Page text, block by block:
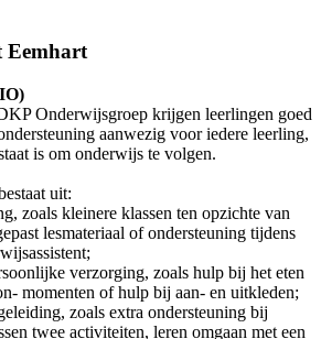
Eemhart
Onderwijsgroep krijgen leerlingen goed
aanwezig voor iedere leerling,
is om onderwijs te volgen.
uit:
zoals kleinere klassen ten opzichte van
lesmateriaal of ondersteuning tijdens
verzorging, zoals hulp bij het eten
momenten of hulp bij aan- en uitkleden;
zoals extra ondersteuning bij
twee activiteiten, leren omgaan met een